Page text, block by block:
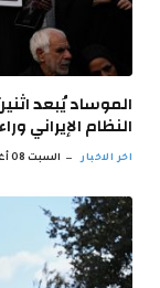
الموساد يُبعد
النظام الإيراني
اخر الاخبار السبت 08 أغسطس 7:48 ص